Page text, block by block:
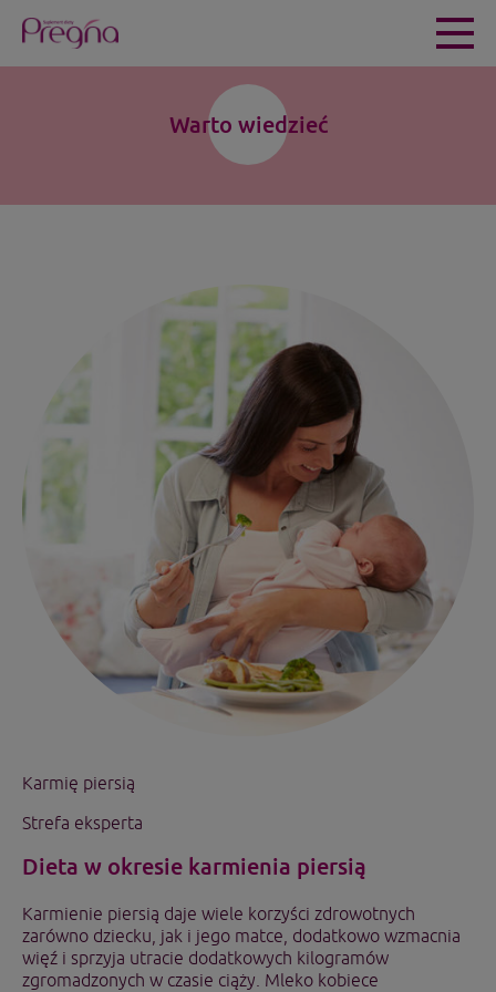
Warto wiedzieć
Karmię piersią
Strefa eksperta
Dieta w okresie karmienia piersią
Karmienie piersią daje wiele korzyści zdrowotnych
zarówno dziecku, jak i jego matce, dodatkowo wzmacnia
więź i sprzyja utracie dodatkowych kilogramów
zgromadzonych w czasie ciąży. Mleko kobiece